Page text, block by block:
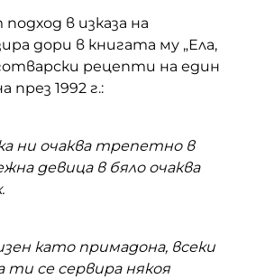
в изказа на
дори в книгата му „Ела,
рецепти на един
през 1992 г.:
ни очаква трепетно в
девица в бяло очаква
като примадона, всеки
се сервира някоя